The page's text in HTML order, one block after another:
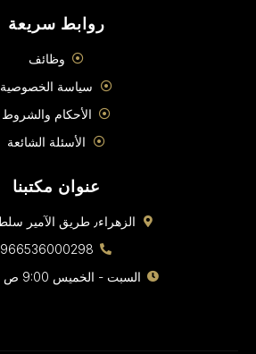
روابط سريعة
وظائف
سياسة الخصوصية
الأحكام والشروط
الأسئلة الشائعة
عنوان مكتبنا
الزهراء٫ طريق الآمير سلطان٫ جدة
966536000298
السبت - الخميس 9:00 ص - 9:00 م